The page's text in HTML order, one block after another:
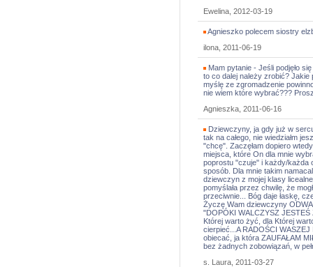
Ewelina, 2012-03-19
Agnieszko polecem siostry
ilona, 2011-06-19
Mam pytanie - Jeśli podjęło
to co dalej należy zrobić?
myślę ze zgromadzenie
nie wiem które wybrać???
Agnieszka, 2011-06-16
Dziewczyny, ja gdy już w
tak na całego, nie wiedziałm
"chcę". Zaczęłam dopiero
miejsca, które On dla mnie
poprostu "czuje" i każdy/każda
sposób. Dla mnie takim
dziewczyn z mojej klasy
pomyślała przez chwilę, że
przeciwnie... Bóg daje łaskę,
Życzę Wam dziewczyny
"DOPÓKI WALCZYSZ JESTEŚ
Której warto żyć, dla Której
cierpieć...A RADOŚCI
obiecać, ja która ZAUFAŁAM
bez żadnych zobowiązań, w
s. Laura, 2011-03-27